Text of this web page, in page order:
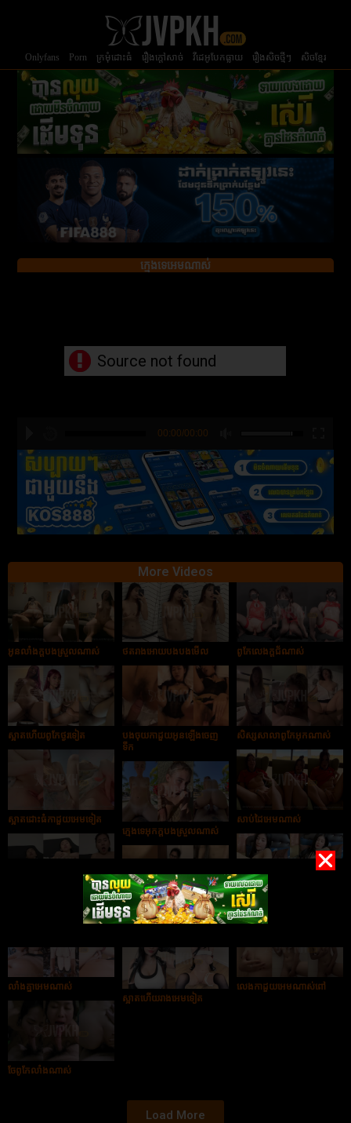
Onlyfans Porn ក្រមំុដោះធំ រឿងក្ដៅសាច់ វីដេអូបែកធ្លាយ រឿងសិចថ្មីៗ សិចខ្មែរ
ក្មេងទេអេមណាស់
hd2880
hd2160
hd2160
hd1440
highres
hd1080
hd720
large
medium
small
tiny
00:00/00:00
Source not found
More Videos
អូនលាំងក្ដបងស្រួលណាស់ ថតរាងអោយបងបងមើល ពូកែលេងក្ដជ័ណាស់
ស្អាតហើយពូកែថ្ងូរទៀត
បងចុយកាដួយអូនឡើងចេញ
ទឹក
សិស្សសាលាពូកែអុកណាស់
ស្អាតដោះធំកាដួយអេមទៀត
ក្មេងទេអុកក្ដបងស្រួលណាស់
សាប់ដៃអេមណាស់
អូនម៉ាប់សាប់កាដួយអេមណាស់
បងចុយកាដួយអូនអ៣មណាស់
ស្រួលកាដួយណាស់បងបង
លាំងគ្នាអេមណាស់
ស្អាតហើយរាងអេមទៀត
លេងកាដួយអេមណាស់ពៅ
ចែពូកែលាំងណាស់
Load More